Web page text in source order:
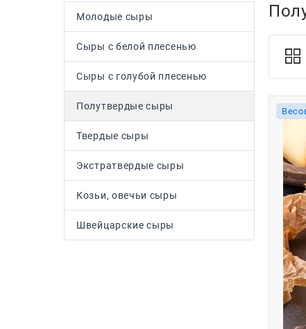
Молодые сыры
Сыры с белой плесенью
Сыры с голубой плесенью
Полутвердые сыры
Твердые сыры
Экстратвердые сыры
Козьи, овечьи сыры
Швейцарские сыры